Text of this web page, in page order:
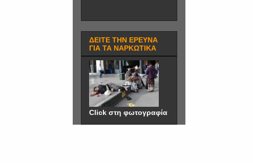
ΔΕΙΤΕ ΤΗΝ ΕΡΕΥΝΑ
ΓΙΑ ΤΑ ΝΑΡΚΩΤΙΚΑ
Click στη φωτογραφία